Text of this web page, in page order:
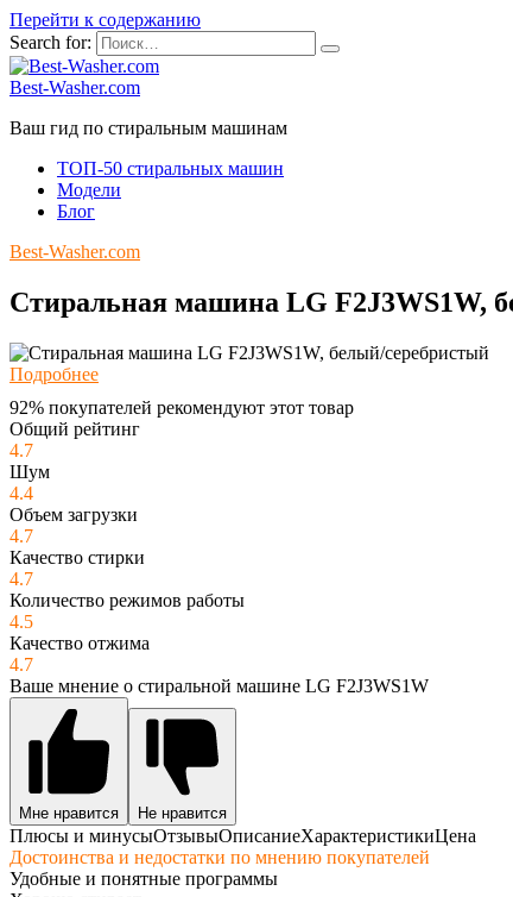
Перейти к содержанию
Search for:
Best-Washer.com
Ваш гид по стиральным машинам
ТОП-50 стиральных машин
Модели
Блог
Best-Washer.com
Стиральная машина LG F2J3WS1W,
Подробнее
92% покупателей рекомендуют этот товар
Общий рейтинг
4.7
Шум
4.4
Объем загрузки
4.7
Качество стирки
4.7
Количество режимов работы
4.5
Качество отжима
4.7
Ваше мнение о стиральной машине LG F2J3WS1W
Мне нравится Не нравится
Плюсы и минусыОтзывыОписаниеХарактеристикиЦена
Достоинства и недостатки по мнению покупателей
Удобные и понятные программы